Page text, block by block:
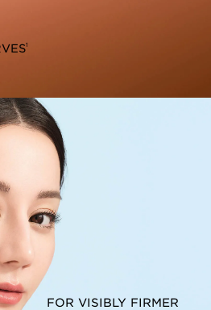
1
FOR VISIBLY FIRMER